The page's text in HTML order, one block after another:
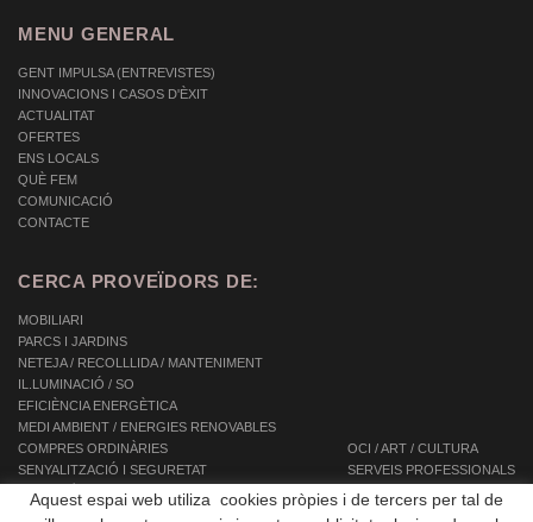
MENU GENERAL
GENT IMPULSA (ENTREVISTES)
INNOVACIONS I CASOS D'ÈXIT
ACTUALITAT
OFERTES
ENS LOCALS
QUÈ FEM
COMUNICACIÓ
CONTACTE
CERCA PROVEÏDORS DE:
MOBILIARI
PARCS I JARDINS
NETEJA / RECOLLLIDA / MANTENIMENT
IL.LUMINACIÓ / SO
EFICIÈNCIA ENERGÈTICA
MEDI AMBIENT / ENERGIES RENOVABLES
COMPRES ORDINÀRIES
SENYALITZACIÓ I SEGURETAT
INFORMÀTICA / TIC / TELECOMUNICACIONS
AUTOMOCIÓ / TRANSPORT / MOBILITAT
OCI / ART / CULTURA
SERVEIS PROFESSIONALS
SERVEIS INTEGRALS
SERVEIS A LES PERSONES
Aquest espai web utiliza cookies pròpies i de tercers per tal de